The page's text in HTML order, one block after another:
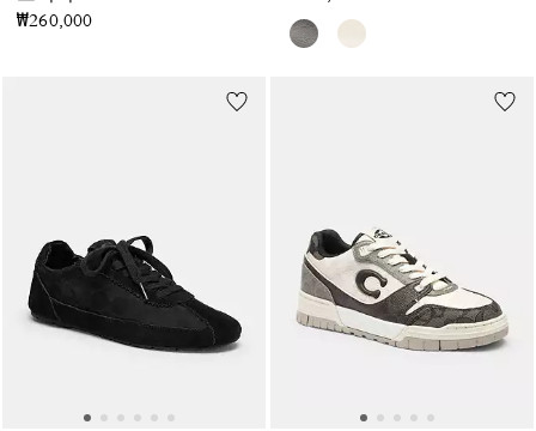
₩260,000